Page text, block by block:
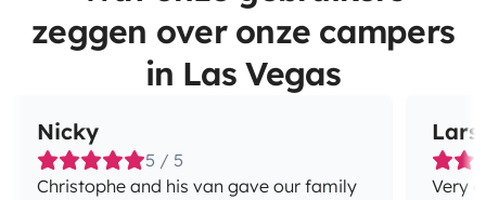
zeggen over onze campers
in Las Vegas
Nicky
5 / 5
Christophe and his van gave our family
Lars
Very